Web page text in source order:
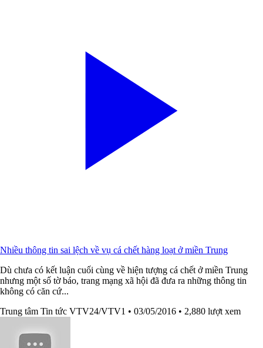
Nhiều thông tin sai lệch về vụ cá chết hàng loạt ở miền Trung
Dù chưa có kết luận cuối cùng về hiện tượng cá chết ở miền Trung
nhưng một số tờ báo, trang mạng xã hội đã đưa ra những thông tin
không có căn cứ...
Trung tâm Tin tức VTV24/VTV1 • 03/05/2016 • 2,880 lượt xem